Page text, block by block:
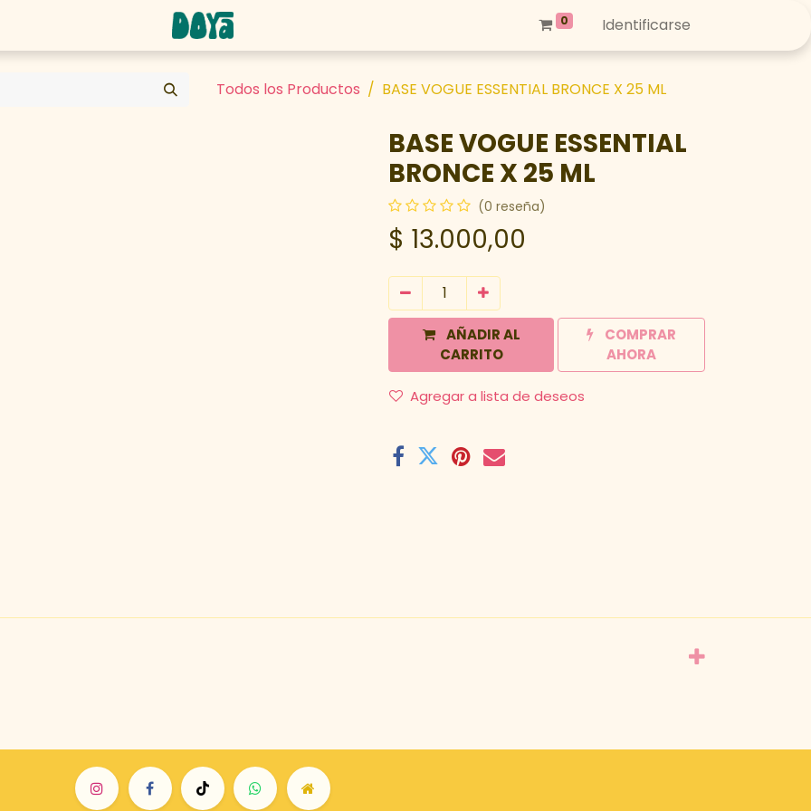
0 Identificarse
Todos los Productos BASE VOGUE ESSENTIAL BRONCE X 25 ML
BASE VOGUE ESSENTIAL
BRONCE X 25 ML
(0 reseña)
$ 13.000,00
AÑADIR AL
CARRITO
COMPRAR
AHORA
Agregar a lista de deseos